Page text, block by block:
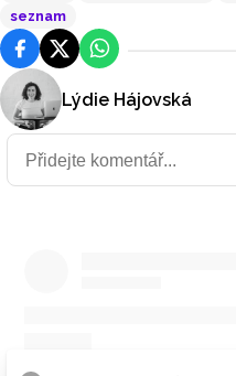
seznam
FacebookPlatforma X
WhatsApp
Lýdie Hájovská